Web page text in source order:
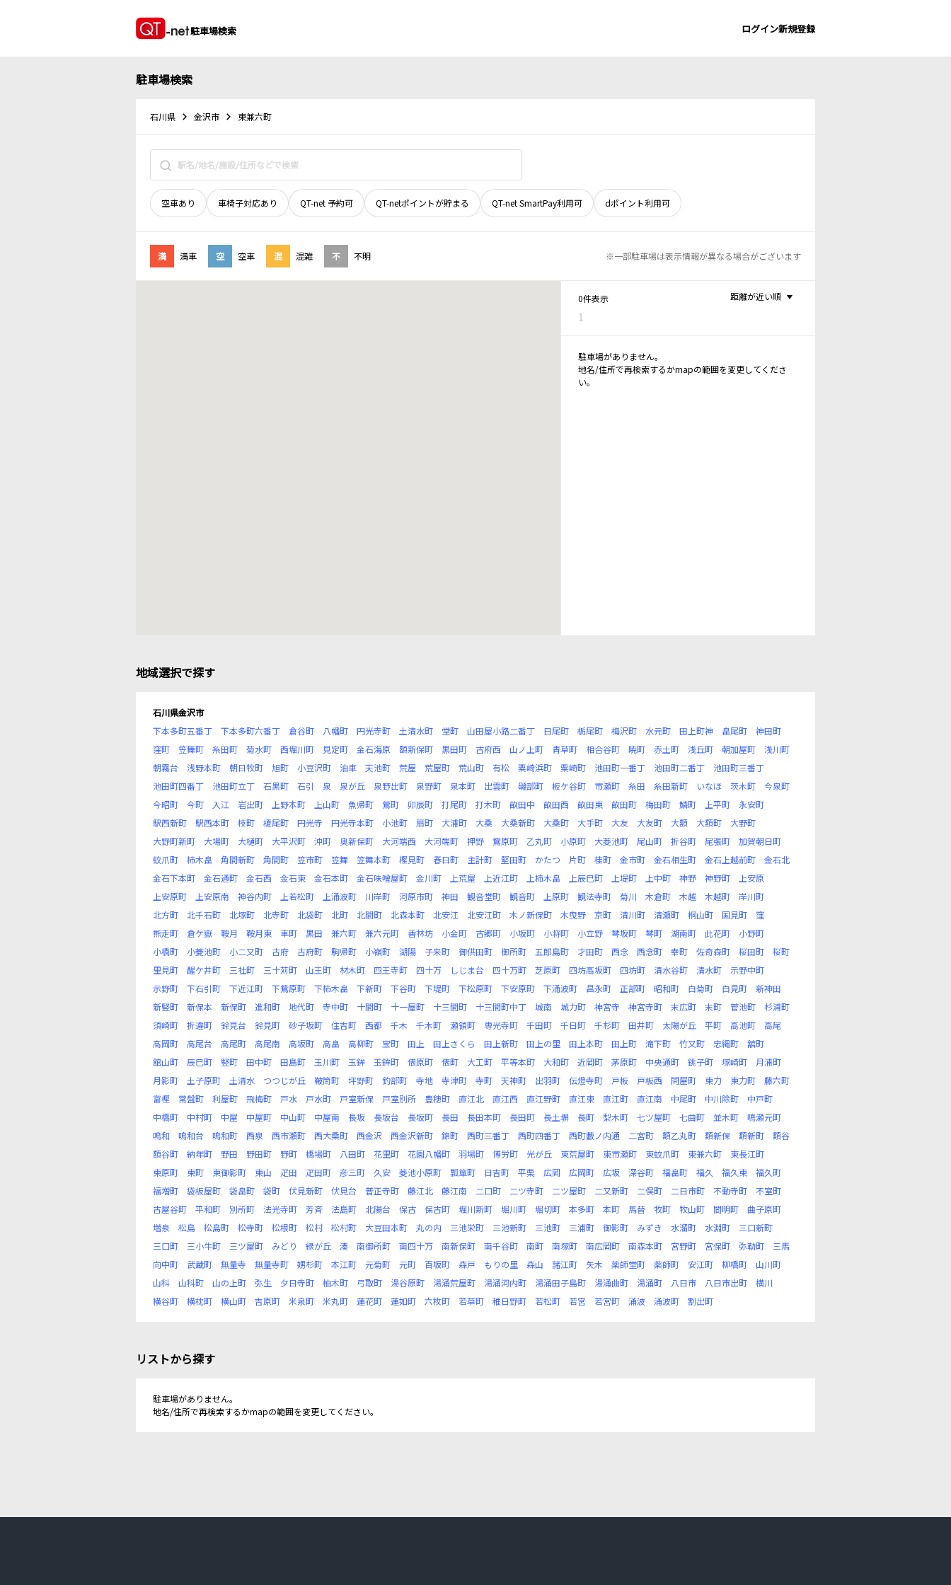
駐車場検索 ログイン新規登録
駐車場検索
石川県 金沢市 東兼六町
空車あり 車椅子対応あり QT-net 予約可 QT-netポイントが貯まる QT-net SmartPay利用可 dポイント利用可
満 満車 空 空車 混 混雑 不 不明 ※一部駐車場は表示情報が異なる場合がございます
0件表示
1
距離が近い順
駐車場がありません。
地名/住所で再検索するかmapの範囲を変更してくださ
い。
地域選択で探す
石川県金沢市
下本多町五番丁
下本多町六番丁 倉谷町 八幡町 円光寺町 土清水町 堂町 山田屋小路二番丁 日尾町 栃尾町 梅沢町 水元町 田上町神 畠尾町
神田町
窪町
笠舞町 糸田町 菊水町 西堀川町 見定町 金石海原 額新保町 黒田町 古府西 山ノ上町 青草町 相合谷町 暁町 赤土町 浅丘町 朝加屋町
浅川町
朝霧台
浅野本町 朝日牧町 旭町 小豆沢町 油車 天池町 荒屋 荒屋町 荒山町 有松 粟崎浜町 粟崎町 池田町一番丁 池田町二番丁
池田町三番丁
池田町四番丁
池田町立丁 石黒町 石引 泉 泉が丘 泉野出町 泉野町 泉本町 出雲町 磯部町 板ケ谷町 市瀬町 糸田 糸田新町 いなほ 茨木町
今泉町
今昭町
今町 入江 岩出町 上野本町 上山町 魚帰町 鶯町 卯辰町 打尾町 打木町 畝田中 畝田西 畝田東 畝田町 梅田町 鱗町 上平町
永安町
駅西新町
駅西本町 枝町 榎尾町 円光寺 円光寺本町 小池町 扇町 大浦町 大桑 大桑新町 大桑町 大手町 大友 大友町 大額 大額町
大野町
大野町新町
大場町 大樋町 大平沢町 沖町 奥新保町 大河端西 大河端町 押野 鴛原町 乙丸町 小原町 大菱池町 尾山町 折谷町 尾張町
加賀朝日町
蚊爪町
柿木畠 角間新町 角間町 笠市町 笠舞 笠舞本町 樫見町 春日町 主計町 堅田町 かたつ 片町 桂町 金市町 金石相生町 金石上越前町
金石北
金石下本町
金石通町 金石西 金石東 金石本町 金石味噌屋町 金川町 上荒屋 上近江町 上柿木畠 上辰巳町 上堤町 上中町 神野 神野町
上安原
上安原町
上安原南 神谷内町 上若松町 上涌波町 川岸町 河原市町 神田 観音堂町 観音町 上原町 観法寺町 菊川 木倉町 木越 木越町
岸川町
北方町
北千石町 北塚町 北寺町 北袋町 北町 北間町 北森本町 北安江 北安江町 木ノ新保町 木曳野 京町 清川町 清瀬町 桐山町 国見町
窪
熊走町
倉ケ嶽 鞍月 鞍月東 車町 黒田 兼六町 兼六元町 香林坊 小金町 古郷町 小坂町 小将町 小立野 琴坂町 琴町 湖南町 此花町
小野町
小橋町
小菱池町 小二又町 古府 古府町 駒帰町 小嶺町 湖陽 子来町 御供田町 御所町 五郎島町 才田町 西念 西念町 幸町 佐奇森町 桜田町
桜町
里見町
醒ケ井町 三社町 三十苅町 山王町 材木町 四王寺町 四十万 しじま台 四十万町 芝原町 四坊高坂町 四坊町 清水谷町 清水町
示野中町
示野町
下石引町 下近江町 下鴛原町 下柿木畠 下新町 下谷町 下堤町 下松原町 下安原町 下涌波町 昌永町 正部町 昭和町 白菊町 白見町
新神田
新竪町
新保本 新保町 進和町 地代町 寺中町 十間町 十一屋町 十三間町 十三間町中丁 城南 城力町 神宮寺 神宮寺町 末広町 末町 菅池町
杉浦町
須崎町
折違町 鈴見台 鈴見町 砂子坂町 住吉町 西都 千木 千木町 瀬領町 専光寺町 千田町 千日町 千杉町 田井町 太陽が丘 平町 高池町
高尾
高岡町
高尾台 高尾町 高尾南 高坂町 高畠 高柳町 宝町 田上 田上さくら 田上新町 田上の里 田上本町 田上町 滝下町 竹又町 忠縄町
舘町
舘山町
辰巳町 竪町 田中町 田島町 玉川町 玉鉾 玉鉾町 俵原町 俵町 大工町 平等本町 大和町 近岡町 茅原町 中央通町 銚子町 塚崎町
月浦町
月影町
土子原町 土清水 つつじが丘 鞁筒町 坪野町 釣部町 寺地 寺津町 寺町 天神町 出羽町 伝燈寺町 戸板 戸板西 問屋町 東力 東力町
藤六町
富樫
常盤町 利屋町 飛梅町 戸水 戸水町 戸室新保 戸室別所 豊穂町 直江北 直江西 直江野町 直江東 直江町 直江南 中尾町 中川除町
中戸町
中橋町
中村町 中屋 中屋町 中山町 中屋南 長坂 長坂台 長坂町 長田 長田本町 長田町 長土塀 長町 梨木町 七ツ屋町 七曲町 並木町
鳴瀬元町
鳴和
鳴和台 鳴和町 西泉 西市瀬町 西大桑町 西金沢 西金沢新町 錦町 西町三番丁 西町四番丁 西町藪ノ内通 二宮町 額乙丸町 額新保 額新町
額谷
額谷町
納年町 野田 野田町 野町 橋場町 八田町 花里町 花園八幡町 羽場町 博労町 光が丘 東荒屋町 東市瀬町 東蚊爪町 東兼六町
東長江町
東原町
東町 東御影町 東山 疋田 疋田町 彦三町 久安 菱池小原町 瓢箪町 日吉町 平栗 広岡 広岡町 広坂 深谷町 福畠町 福久 福久東
福久町
福増町
袋板屋町 袋畠町 袋町 伏見新町 伏見台 普正寺町 藤江北 藤江南 二口町 二ツ寺町 二ツ屋町 二又新町 二俣町 二日市町 不動寺町
不室町
古屋谷町
平和町 別所町 法光寺町 芳斉 法島町 北陽台 保古 保古町 堀川新町 堀川町 堀切町 本多町 本町 馬替 牧町 牧山町 間明町
曲子原町
増泉
松島 松島町 松寺町 松根町 松村 松村町 大豆田本町 丸の内 三池栄町 三池新町 三池町 三浦町 御影町 みずき 水溜町 水淵町
三口新町
三口町
三小牛町 三ツ屋町 みどり 緑が丘 湊 南御所町 南四十万 南新保町 南千谷町 南町 南塚町 南広岡町 南森本町 宮野町 宮保町 弥勒町
三馬
向中町
武蔵町 無量寺 無量寺町 娚杉町 本江町 元菊町 元町 百坂町 森戸 もりの里 森山 諸江町 矢木 薬師堂町 薬師町 安江町 柳橋町
山川町
山科
山科町 山の上町 弥生 夕日寺町 柚木町 弓取町 湯谷原町 湯涌荒屋町 湯涌河内町 湯涌田子島町 湯涌曲町 湯涌町 八日市 八日市出町
横川
横谷町
横枕町 横山町 吉原町 米泉町 米丸町 蓮花町 蓮如町 六枚町 若草町 稚日野町 若松町 若宮 若宮町 涌波 涌波町 割出町
リストから探す
駐車場がありません。
地名/住所で再検索するかmapの範囲を変更してください。